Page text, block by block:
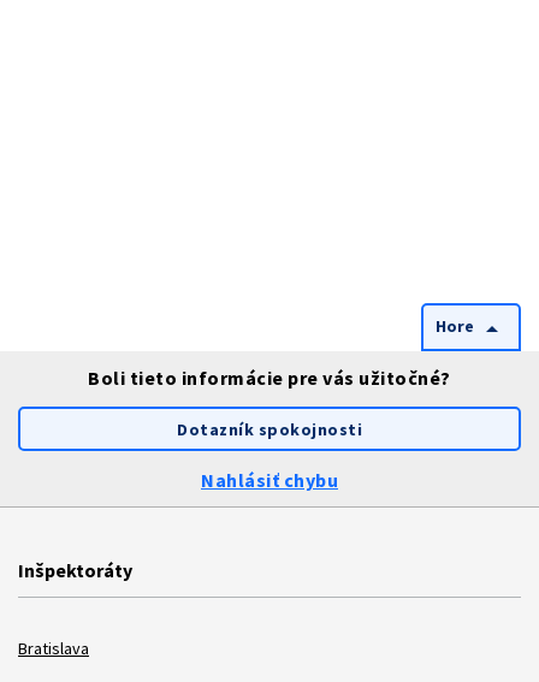
Hore arrow_drop_up
Boli tieto informácie pre vás užitočné?
Dotazník spokojnosti
Nahlásiť chybu
Inšpektoráty
Bratislava